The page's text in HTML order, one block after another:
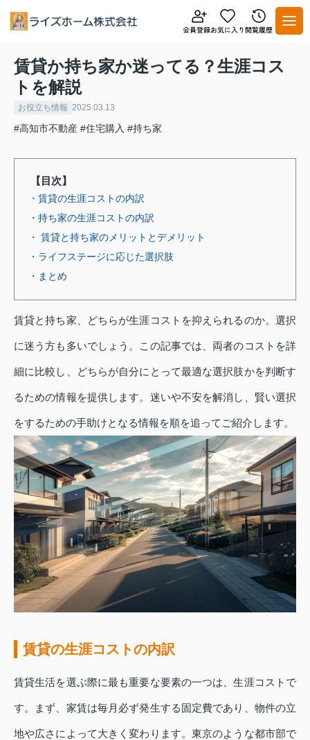
賃貸か持ち家か迷ってる？生涯コス
トを解説
お役立ち情報 2025.03.13
#高知市不動産 #住宅購入 #持ち家
【目次】
・賃貸の生涯コストの内訳
・持ち家の生涯コストの内訳
・ 賃貸と持ち家のメリットとデメリット
・ライフステージに応じた選択肢
・まとめ
賃貸と持ち家、どちらが生涯コストを抑えられるのか。選択
に迷う方も多いでしょう。この記事では、両者のコストを詳
細に比較し、どちらが自分にとって最適な選択肢かを判断す
るための情報を提供します。迷いや不安を解消し、賢い選択
をするための手助けとなる情報を順を追ってご紹介します。
賃貸の生涯コストの内訳
賃貸生活を選ぶ際に最も重要な要素の一つは、生涯コストで
す。まず、家賃は毎月必ず発生する固定費であり、物件の立
地や広さによって大きく変わります。東京のような都市部で